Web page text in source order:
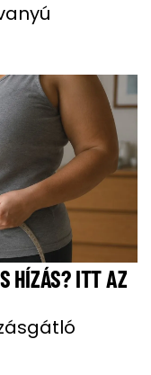
HÍZÁS? ITT AZ